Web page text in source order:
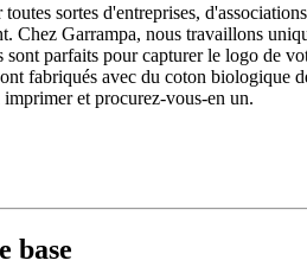
sortes d'entreprises,
Garrampa, nous travaillons
parfaits pour capturer le logo
fabriqués avec du coton
et procurez-vous-en un.
base